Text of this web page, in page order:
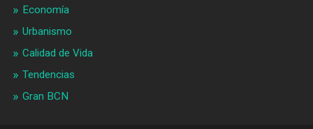
Economía
Urbanismo
Calidad de Vida
Tendencias
Gran BCN